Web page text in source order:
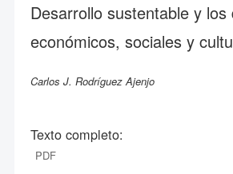
Desarrollo sustentable y los
económicos, sociales y
Carlos J. Rodríguez Ajenjo
Texto completo:
PDF